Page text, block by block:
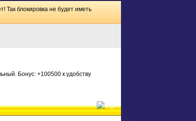
Так блокировка не будет иметь
Бонус: +100500 к удобству